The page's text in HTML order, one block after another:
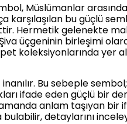
Müslümanlar
karşılaşılan bu güçlü
Hermetik gelenekte
üçgeninin birleşimi
koleksiyonlarında yer
Bu sebeple
ifade eden güçlü bir
anlam taşıyan bir
detaylarını